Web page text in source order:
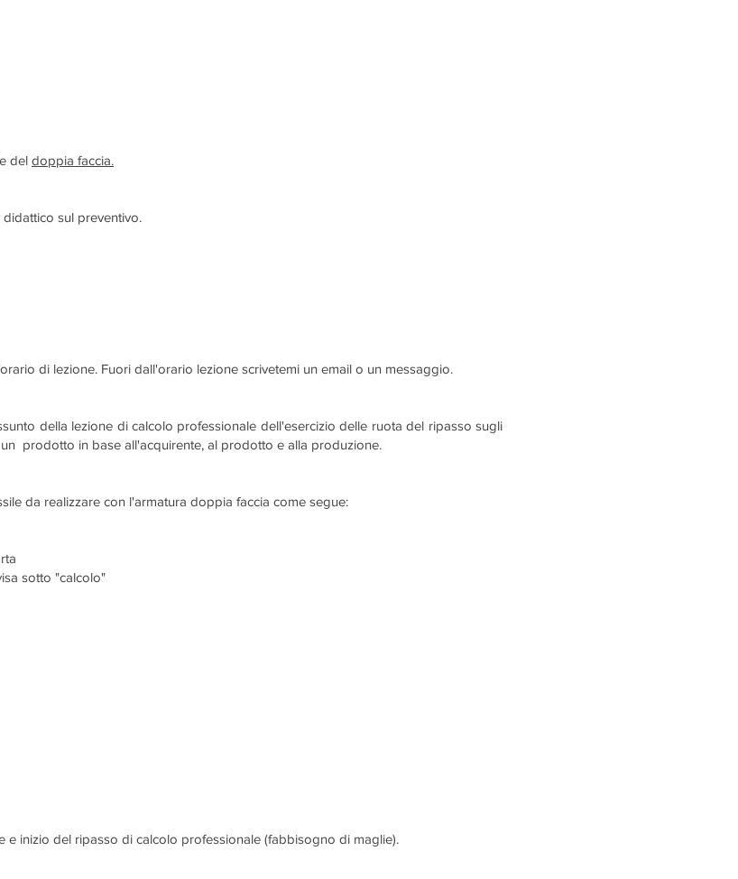
del doppia faccia.
sul preventivo.
di lezione. Fuori dall'orario lezione scrivetemi un email o un messaggio.
della lezione di calcolo professionale dell'esercizio delle ruota del ripasso sugli
prodotto in base all'acquirente, al prodotto e alla produzione.
da realizzare con l'armatura doppia faccia come segue:
sotto "calcolo"
e inizio del ripasso di calcolo professionale (fabbisogno di maglie).